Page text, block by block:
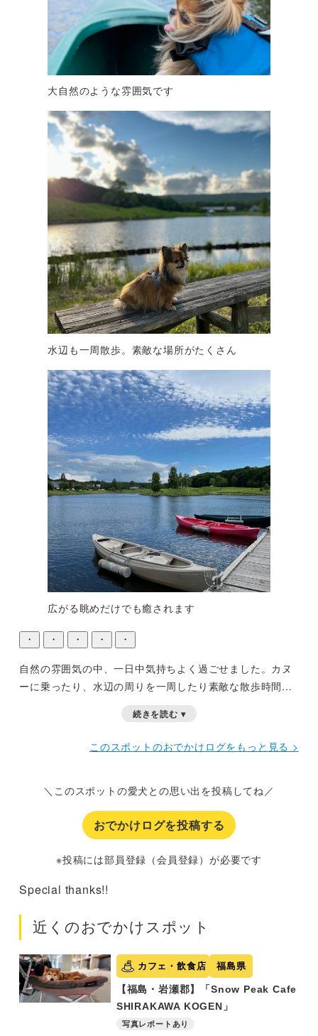
大自然のような雰囲気です
水辺も一周散歩。素敵な場所がたくさん
広がる眺めだけでも癒されます
・ ・ ・ ・ ・
自然の雰囲気の中、一日中気持ちよく過ごせました。カヌ
ーに乗ったり、水辺の周りを一周したり素敵な散歩時間に
かな1日を楽しめて良いです！
続きを読む ▾
このスポットのおでかけログをもっと見る >
＼このスポットの愛犬との思い出を投稿してね／
おでかけログを投稿する
※投稿には部員登録（会員登録）が必要です
Special thanks!!
近くのおでかけスポット
カフェ・飲食店 福島県
【福島・岩瀬郡】「Snow Peak Cafe
SHIRAKAWA KOGEN」
写真レポートあり